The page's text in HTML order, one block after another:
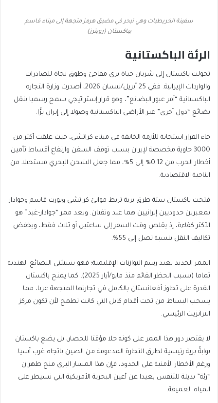
سفينة الخريطيات وهي تبحر في مضيق هرمز متجهة إلى ميناء قاسم
بباكستان (رويترز)
الرئة الباكستانية
تحولت باكستان إلى شريان حياة بري مفاجئ وطوق نجاة للصادرات
والواردات الإيرانية. ففي 25 أبريل/نيسان 2026، أصدرت وزارة التجارة
الباكستانية “أمر عبور البضائع”، وهو قرار إستراتيجي سمح رسميا بنقل
بضائع “دول أخرى” عبر الأراضي الباكستانية وصولا إلى إيران برًّا.
جاء القرار استجابة للأزمة الخانقة في ميناء كراتشي، حيث علقت أكثر من
3000 حاوية مخصصة لإيران بسبب توقف السفن وارتفاع أقساط تأمين
أخطار الحرب من 0.12% إلى 5%، مما جعل الشحن البحري مستحيلا من
الناحية الاقتصادية.
فتحت باكستان ستة طرق برية تربط موانئ كراتشي وبورت قاسم وجوادار
بمعبرين حدوديين إيرانيين هما غبد وتفتان. ويعد ممر “جوادار-غبد” هو
الأكثر كفاءة، إذ يقلص وقت السفر إلى ساعتين أو ثلاث فقط، ويخفض
تكاليف النقل بنسبة تصل إلى 55%.
الممر الجديد يعيد رسم التوازنات الإقليمية؛ فهو يستثني البضائع الهندية
تماما (بسبب الحظر القائم منذ مايو/أيار 2025)، كما يمنح باكستان
القدرة على تجاوز أفغانستان بالكامل في تجارتها المتجهة غربا، مما
يسحب البساط من تحت أقدام كابل التي كانت تطمح لأن تكون مركز
الترانزيت الرئيسي.
لا يقتصر دور هذا الممر على كونه حلا مؤقتا للحصار، بل يضع باكستان
بوابةً برية رئيسية لطرق التجارة المدعومة من الصين باتجاه غرب آسيا.
ورغم الأخطار الأمنية على الحدود، فإن هذا المسار البري منح طهران
“رئة” بديلة للتنفس بعيدا عن أعين البحرية الأمريكية التي تسيطر على
المياه العميقة.